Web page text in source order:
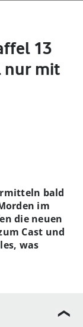
13
nur mit
bald
im
die neuen
Cast und
was